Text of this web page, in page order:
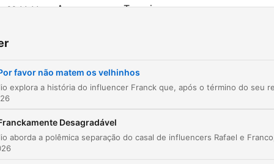
00:11:11 A surpresa na Turquia
00:16:49 Despedida de férias
favor não matem os velhinhos
Desagradável